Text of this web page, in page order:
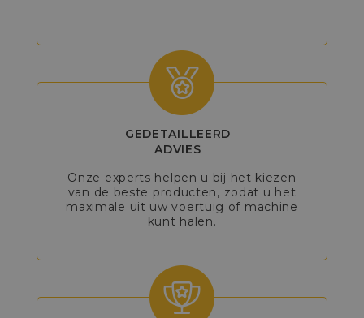
GEDETAILLEERD
ADVIES
Onze experts helpen u bij het kiezen
van de beste producten, zodat u het
maximale uit uw voertuig of machine
kunt halen.